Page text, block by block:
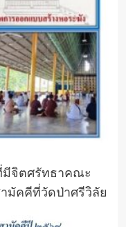
มีจิตศรัทธาคณะ
มัคคีที่วัดป่าศรีวิลัย